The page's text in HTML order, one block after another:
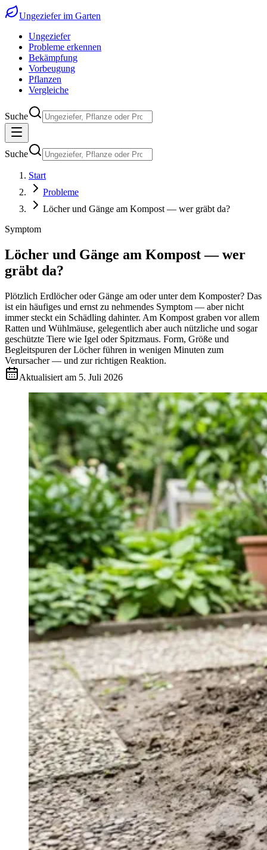
Ungeziefer im Garten
Ungeziefer
Probleme erkennen
Bekämpfung
Vorbeugung
Pflanzen
Vergleiche
Suche
Suche
Start
Probleme
Löcher und Gänge am Kompost — wer gräbt da?
Symptom
Löcher und Gänge am Kompost — wer
gräbt da?
Plötzlich Erdlöcher oder Gänge am oder unter dem Komposter? Das
ist ein häufiges und ernst zu nehmendes Symptom — aber nicht
immer steckt ein Schädling dahinter. Am Kompost graben vor allem
Ratten und Wühlmäuse, gelegentlich aber auch nützliche und sogar
geschützte Tiere wie Igel oder Spitzmaus. Form, Größe und
Begleitspuren der Löcher führen in wenigen Minuten zum
Verursacher — und zur richtigen Reaktion.
Aktualisiert am 5. Juli 2026